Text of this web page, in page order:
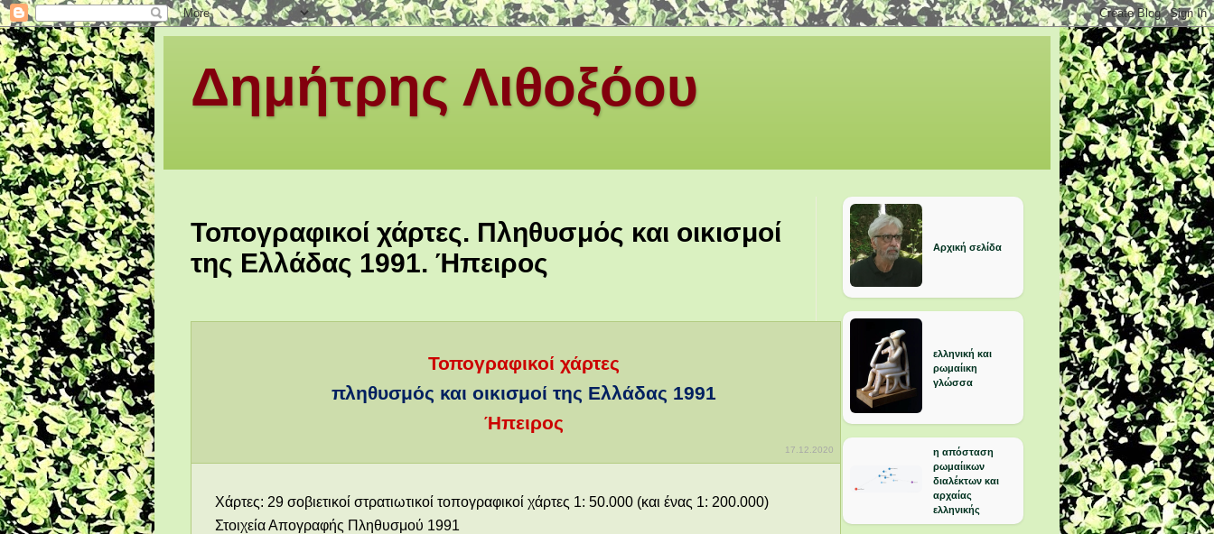
Δημήτρης Λιθοξόου
Τοπογραφικοί χάρτες. Πληθυσμός και οικισμοί
της Ελλάδας 1991. Ήπειρος
Τοπογραφικοί χάρτες
πληθυσμός και οικισμοί της Ελλάδας 1991
Ήπειρος
17.12.2020
Χάρτες: 29 σοβιετικοί στρατιωτικοί τοπογραφικοί χάρτες 1: 50.000 (και ένας 1: 200.000)
Στοιχεία Απογραφής Πληθυσμού 1991
Αρχική σελίδα
ελληνική και
ρωμαίικη
γλώσσα
η απόσταση
ρωμαίικων
διαλέκτων και
αρχαίας
ελληνικής